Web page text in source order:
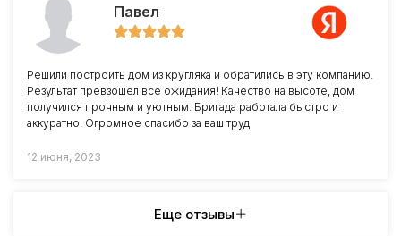
Павел
Решили построить дом из кругляка и обратились в эту компанию.
Результат превзошел все ожидания! Качество на высоте, дом
получился прочным и уютным. Бригада работала быстро и
аккуратно. Огромное спасибо за ваш труд
12 июня, 2023
Еще отзывы